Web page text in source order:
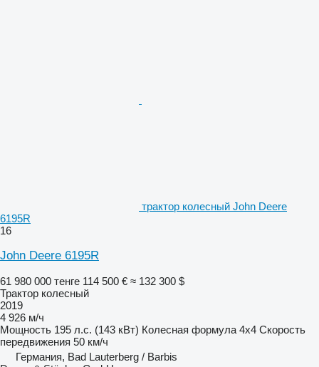
трактор колесный John Deere
6195R
16
John Deere 6195R
61 980 000 тенге 114 500 € ≈ 132 300 $
Трактор колесный
2019
4 926 м/ч
Мощность 195 л.с. (143 кВт) Колесная формула 4x4 Скорость
передвижения 50 км/ч
Германия, Bad Lauterberg / Barbis